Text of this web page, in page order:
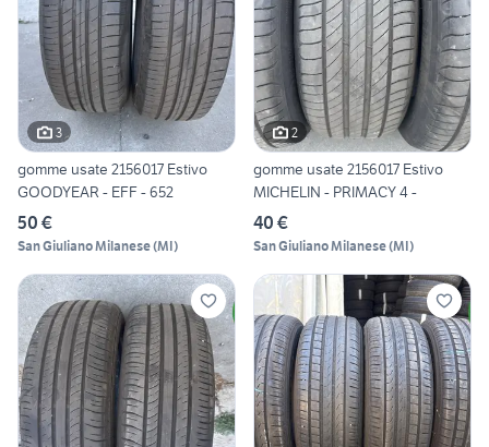
3
gomme usate 2156017 Estivo
GOODYEAR - EFF - 652
50 €
San Giuliano Milanese(MI)
2
gomme usate 2156017 Estivo
MICHELIN - PRIMACY 4 -
40 €
San Giuliano Milanese(MI)